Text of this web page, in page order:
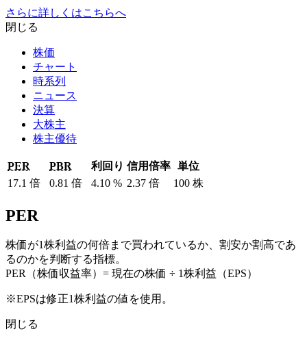
さらに詳しくはこちらへ
閉じる
株価
チャート
時系列
ニュース
決算
大株主
株主優待
PER PBR 利回り 信用倍率 単位
17.1 倍 0.81 倍 4.10 % 2.37 倍 100 株
PER
株価が1株利益の何倍まで買われているか、割安か割高であ
るのかを判断する指標。
PER（株価収益率）= 現在の株価 ÷ 1株利益（EPS）
※EPSは修正1株利益の値を使用。
閉じる